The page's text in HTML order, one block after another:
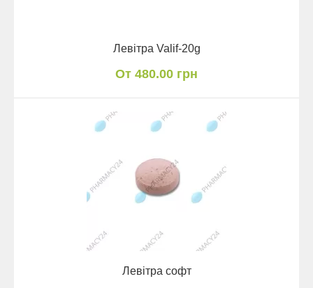
Левітра Valif-20g
От 480.00 грн
Левітра софт